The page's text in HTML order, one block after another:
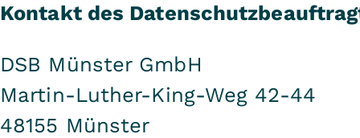
Kontakt des
DSB Münster GmbH
Martin-Luther-King-Weg 42-44
48155 Münster